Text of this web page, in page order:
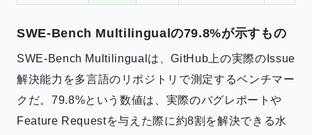
SWE-Bench Multilingualの79.8%が示すもの
SWE-Bench Multilingualは、GitHub上の実際のIssue
解決能力を多言語のリポジトリで測定するベンチマー
クだ。79.8%という数値は、実際のバグレポートや
Feature Requestを与えた際に約8割を解決できる水